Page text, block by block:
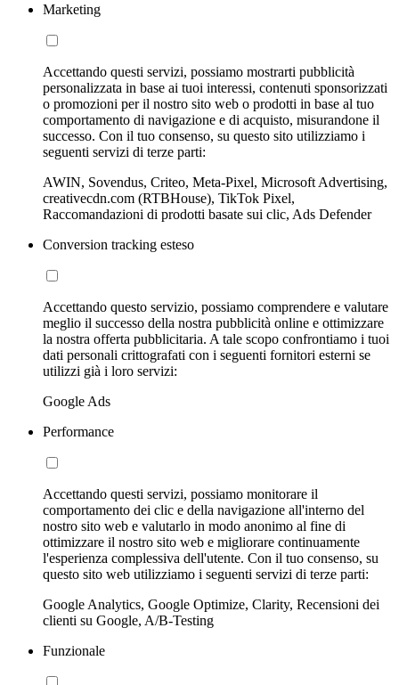
Marketing
Accettando questi servizi, possiamo mostrarti pubblicità
personalizzata in base ai tuoi interessi, contenuti sponsorizzati
o promozioni per il nostro sito web o prodotti in base al tuo
comportamento di navigazione e di acquisto, misurandone il
successo. Con il tuo consenso, su questo sito utilizziamo i
seguenti servizi di terze parti:
AWIN, Sovendus, Criteo, Meta-Pixel, Microsoft Advertising,
creativecdn.com (RTBHouse), TikTok Pixel,
Raccomandazioni di prodotti basate sui clic, Ads Defender
Conversion tracking esteso
Accettando questo servizio, possiamo comprendere e valutare
meglio il successo della nostra pubblicità online e ottimizzare
la nostra offerta pubblicitaria. A tale scopo confrontiamo i tuoi
dati personali crittografati con i seguenti fornitori esterni se
utilizzi già i loro servizi:
Google Ads
Performance
Accettando questi servizi, possiamo monitorare il
comportamento dei clic e della navigazione all'interno del
nostro sito web e valutarlo in modo anonimo al fine di
ottimizzare il nostro sito web e migliorare continuamente
l'esperienza complessiva dell'utente. Con il tuo consenso, su
questo sito web utilizziamo i seguenti servizi di terze parti:
Google Analytics, Google Optimize, Clarity, Recensioni dei
clienti su Google, A/B-Testing
Funzionale